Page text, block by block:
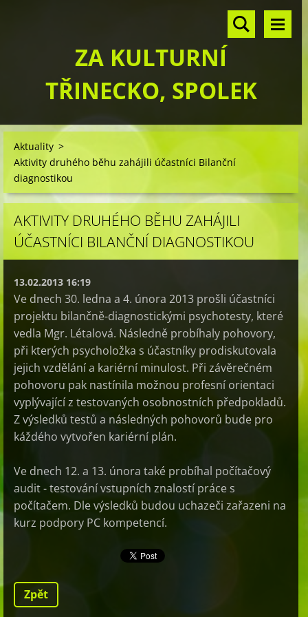
ZA KULTURNÍ
TŘINECKO, SPOLEK
Aktuality >
Aktivity druhého běhu zahájili účastníci Bilanční
diagnostikou
AKTIVITY DRUHÉHO BĚHU ZAHÁJILI
ÚČASTNÍCI BILANČNÍ DIAGNOSTIKOU
13.02.2013 16:19
Ve dnech 30. ledna a 4. února 2013 prošli účastníci
projektu bilančně-diagnostickými psychotesty, které
vedla Mgr. Létalová. Následně probíhaly pohovory,
při kterých psycholožka s účastníky prodiskutovala
jejich vzdělání a kariérní minulost. Při závěrečném
pohovoru pak nastínila možnou profesní orientaci
vyplývající z testovaných osobnostních předpokladů.
Z výsledků testů a následných pohovorů bude pro
káždého vytvořen kariérní plán.
Ve dnech 12. a 13. února také probíhal počítačový
audit - testování vstupních znalostí práce s
počítačem. Dle výsledků budou uchazeči zařazeni na
kurz podpory PC kompetencí.
Zpět